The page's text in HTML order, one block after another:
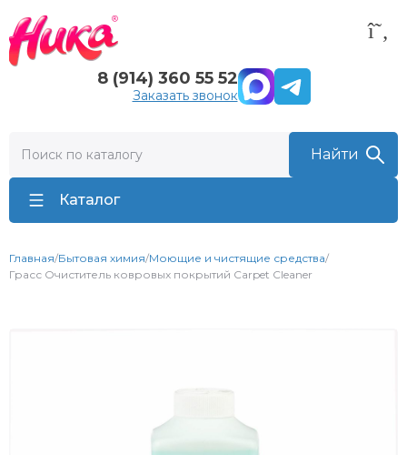
8 (914) 360 55 52
Заказать звонок
Каталог
Главная/Бытовая химия/Моющие и чистящие средства/
Грасс Очиститель ковровых покрытий Carpet Cleaner